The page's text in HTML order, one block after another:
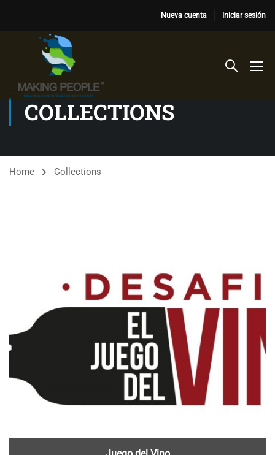
Nueva cuenta Iniciar sesión
COLLECTIONS
Home Collections